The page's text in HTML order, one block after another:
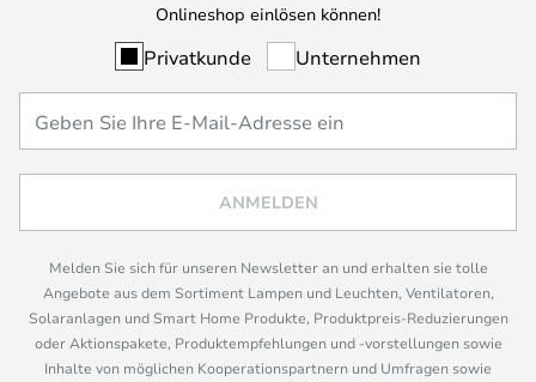
Onlineshop einlösen können!
Privatkunde Unternehmen
ANMELDEN
Melden Sie sich für unseren Newsletter an und erhalten sie tolle
Angebote aus dem Sortiment Lampen und Leuchten, Ventilatoren,
Solaranlagen und Smart Home Produkte, Produktpreis-Reduzierungen
oder Aktionspakete, Produktempfehlungen und -vorstellungen sowie
Inhalte von möglichen Kooperationspartnern und Umfragen sowie